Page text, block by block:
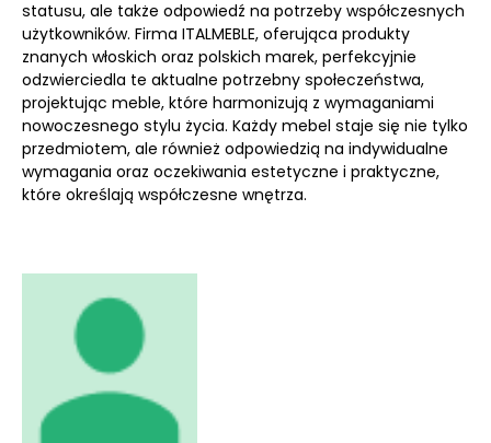
statusu, ale także odpowiedź na potrzeby współczesnych
użytkowników. Firma ITALMEBLE, oferująca produkty
znanych włoskich oraz polskich marek, perfekcyjnie
odzwierciedla te aktualne potrzebny społeczeństwa,
projektując meble, które harmonizują z wymaganiami
nowoczesnego stylu życia. Każdy mebel staje się nie tylko
przedmiotem, ale również odpowiedzią na indywidualne
wymagania oraz oczekiwania estetyczne i praktyczne,
które określają współczesne wnętrza.